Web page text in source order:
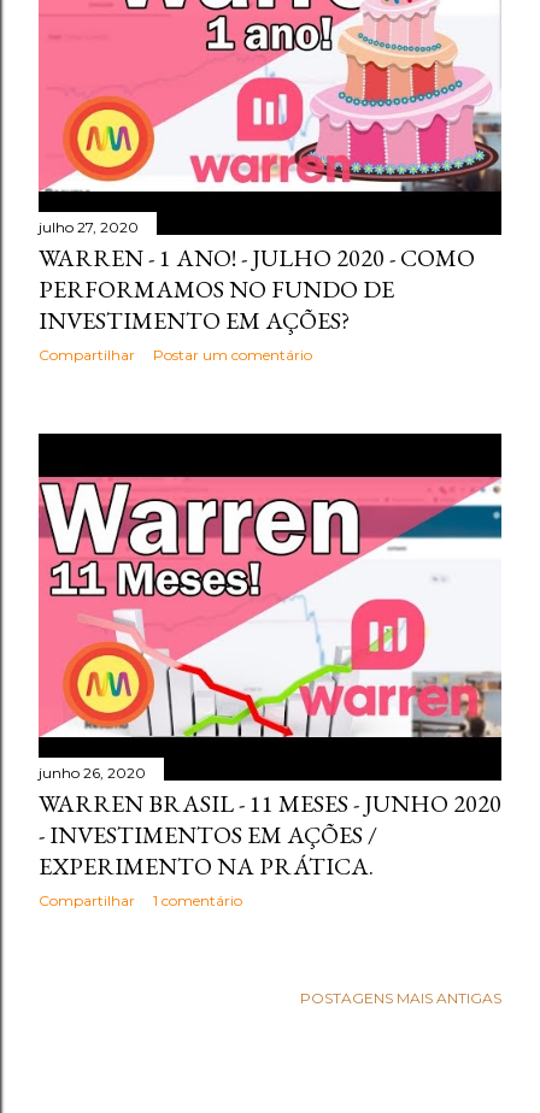
julho 27, 2020
WARREN - 1 ANO! - JULHO 2020 - COMO
PERFORMAMOS NO FUNDO DE
INVESTIMENTO EM AÇÕES?
Compartilhar Postar um comentário
junho 26, 2020
WARREN BRASIL - 11 MESES - JUNHO 2020
- INVESTIMENTOS EM AÇÕES /
EXPERIMENTO NA PRÁTICA.
Compartilhar 1 comentário
POSTAGENS MAIS ANTIGAS